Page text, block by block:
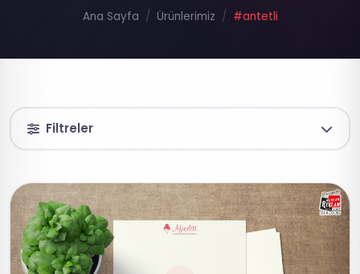
Ana Sayfa Ürünlerimiz #antetli
Filtreler